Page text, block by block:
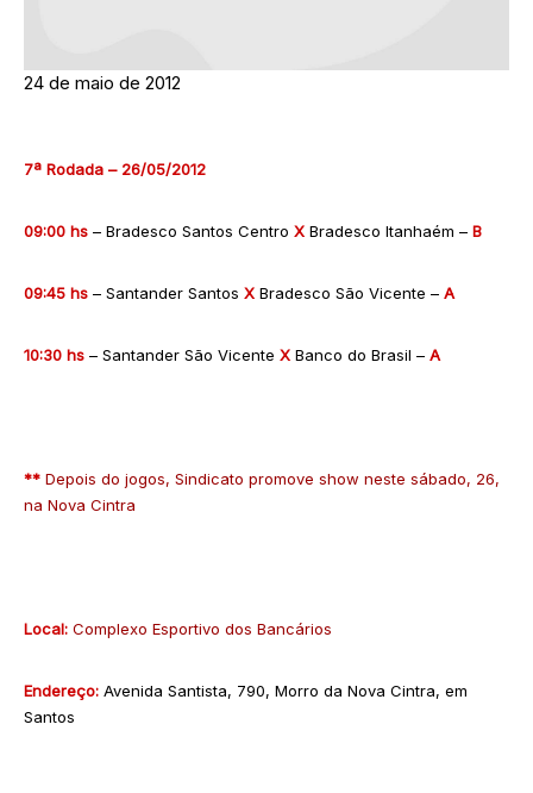
24 de maio de 2012
7ª Rodada – 26/05/2012
09:00 hs – Bradesco Santos Centro X Bradesco Itanhaém – B
09:45 hs – Santander Santos X Bradesco São Vicente – A
10:30 hs – Santander São Vicente X Banco do Brasil – A
** Depois do jogos, Sindicato promove show neste sábado, 26,
na Nova Cintra
Local: Complexo Esportivo dos Bancários
Endereço: Avenida Santista, 790, Morro da Nova Cintra, em
Santos